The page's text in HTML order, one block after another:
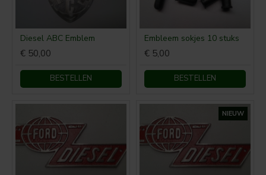
Diesel ABC Emblem
€ 50,00
BESTELLEN
Embleem sokjes 10 stuks
€ 5,00
BESTELLEN
NIEUW